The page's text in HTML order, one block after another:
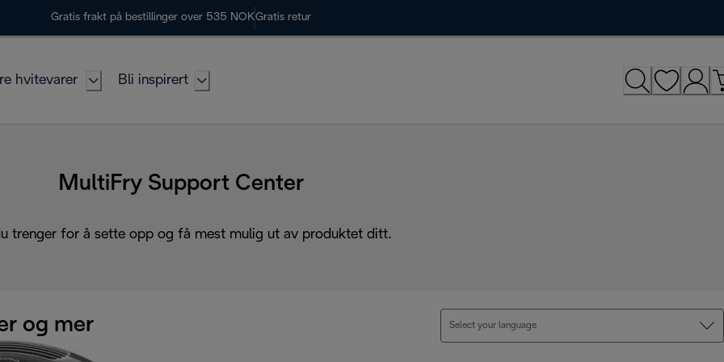
Gratis frakt på bestillinger over 535 NOKGratis retur
hvitevarer Bli inspirert
MultiFry Support Center
trenger for å sette opp og få mest mulig ut av produktet ditt.
og mer Select your language